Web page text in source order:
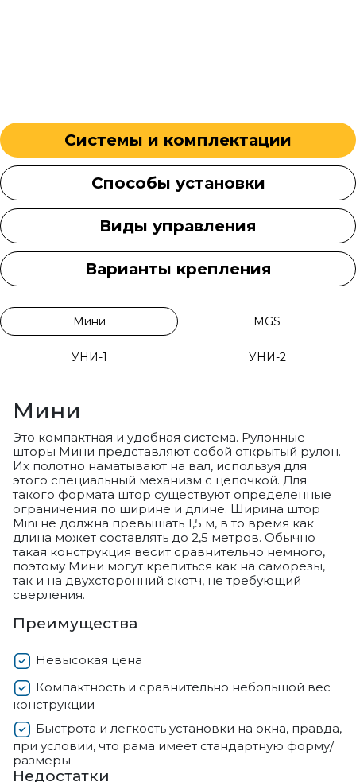
Системы и комплектации
Способы установки
Виды управления
Варианты крепления
Мини MGS
УНИ-1 УНИ-2
Мини
Это компактная и удобная система. Рулонные
шторы Мини представляют собой открытый рулон.
Их полотно наматывают на вал, используя для
этого специальный механизм с цепочкой. Для
такого формата штор существуют определенные
ограничения по ширине и длине. Ширина штор
Mini не должна превышать 1,5 м, в то время как
длина может составлять до 2,5 метров. Обычно
такая конструкция весит сравнительно немного,
поэтому Мини могут крепиться как на саморезы,
так и на двухсторонний скотч, не требующий
сверления.
Преимущества
Невысокая цена
Компактность и сравнительно небольшой вес
конструкции
Быстрота и легкость установки на окна, правда,
при условии, что рама имеет стандартную форму/
размеры
Недостатки